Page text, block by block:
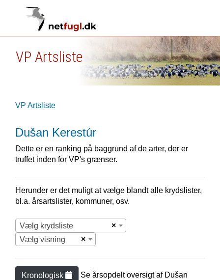
VP Artsliste
VP Artsliste
Dušan Kerestúr
Dette er en ranking på baggrund af de arter, der er
truffet inden for VP's grænser.
Herunder er det muligt at vælge blandt alle krydslister,
bl.a. årsartslister, kommuner, osv.
×
Vælg krydsliste
×
Vælg visning
Kronologisk Se årsopdelt oversigt af Dušan